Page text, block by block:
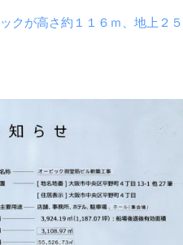
クが高さ約１１６ｍ、地上２